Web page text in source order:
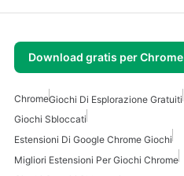
Download gratis per Chrome
ChromeGiochi Di Esplorazione Gratuiti
Giochi Sbloccati
Estensioni Di Google Chrome Giochi
Migliori Estensioni Per Giochi Chrome